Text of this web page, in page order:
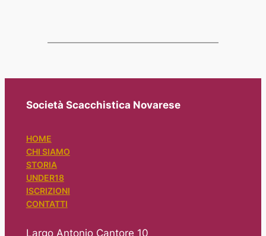
Società Scacchistica Novarese
HOME
CHI SIAMO
STORIA
UNDER18
ISCRIZIONI
CONTATTI
Largo Antonio Cantore 10